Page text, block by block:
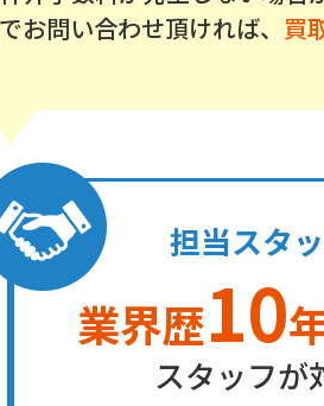
お問い合わせ頂ければ、 買
担当スタ
業界歴10
スタッフが